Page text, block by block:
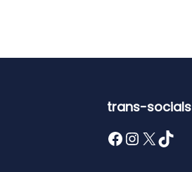
trans-socials
Facebook InstagramX TikTok